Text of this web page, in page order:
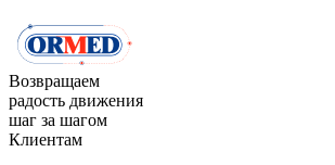
Возвращаем
радость движения
шаг за шагом
Клиентам